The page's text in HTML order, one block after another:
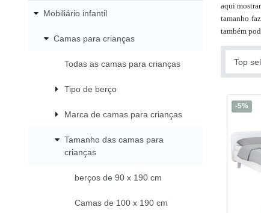
Mobiliário infantil
Camas para crianças
Todas as camas para crianças
Tipo de berço
Marca de camas para crianças
Tamanho das camas para
crianças
berços de 90 x 190 cm
Camas de 100 x 190 cm
aqui
tamanho
também
-5%